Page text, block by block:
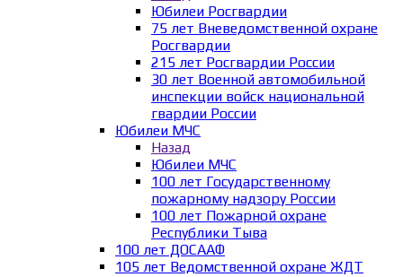
Юбилеи Росгвардии
75 лет Вневедомственной охране
Росгвардии
215 лет Росгвардии России
30 лет Военной автомобильной
инспекции войск национальной
гвардии России
Юбилеи МЧС
Назад
Юбилеи МЧС
100 лет Государственному
пожарному надзору России
100 лет Пожарной охране
Республики Тыва
100 лет ДОСААФ
105 лет Ведомственной охране ЖДТ